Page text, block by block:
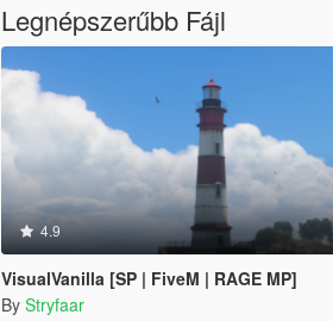
Legnépszerűbb Fájl
4.9
VisualVanilla [SP | FiveM | RAGE MP]
By Stryfaar